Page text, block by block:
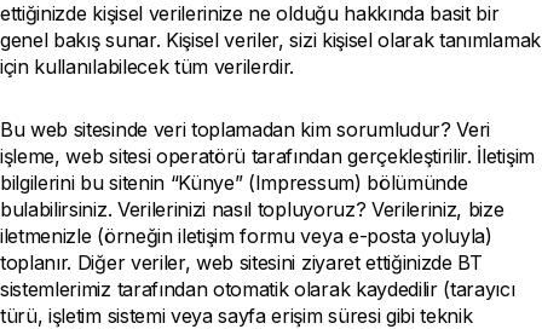
ettiğinizde kişisel verilerinize ne olduğu hakkında basit bir
genel bakış sunar. Kişisel veriler, sizi kişisel olarak tanımlamak
için kullanılabilecek tüm verilerdir.
Bu web sitesinde veri toplamadan kim sorumludur? Veri
işleme, web sitesi operatörü tarafından gerçekleştirilir. İletişim
bilgilerini bu sitenin “Künye” (Impressum) bölümünde
bulabilirsiniz. Verilerinizi nasıl topluyoruz? Verileriniz, bize
iletmenizle (örneğin iletişim formu veya e-posta yoluyla)
toplanır. Diğer veriler, web sitesini ziyaret ettiğinizde BT
sistemlerimiz tarafından otomatik olarak kaydedilir (tarayıcı
türü, işletim sistemi veya sayfa erişim süresi gibi teknik